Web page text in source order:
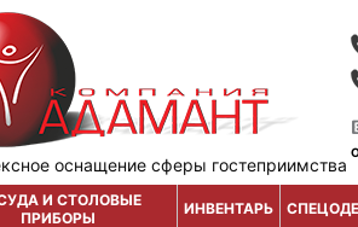
оснащение сферы гостеприимства
И СТОЛОВЫЕ
ПРИБОРЫ
ИНВЕНТАРЬ